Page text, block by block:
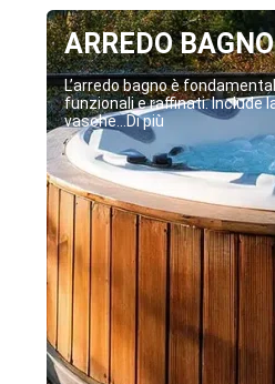
ARREDO BAGNO
L’arredo bagno è
funzionali e raffinati. Include
vasche...Di più